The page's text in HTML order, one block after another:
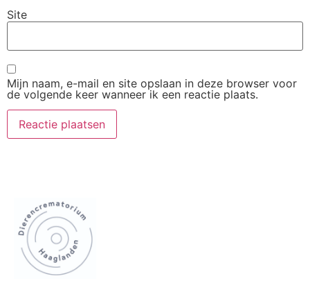
Site
Mijn naam, e-mail en site opslaan in deze browser voor
de volgende keer wanneer ik een reactie plaats.